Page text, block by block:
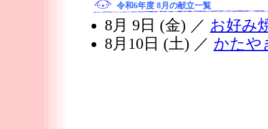
令和6年度 8月の献立一覧
8月 9日 (金) ／ お好み
8月10日 (土) ／ かた